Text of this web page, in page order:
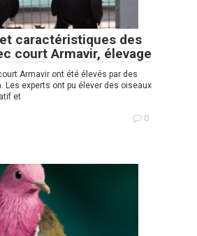
caractéristiques des
court Armavir, élevage
Armavir ont été élevés par des
Les experts ont pu élever des oiseaux
et
0